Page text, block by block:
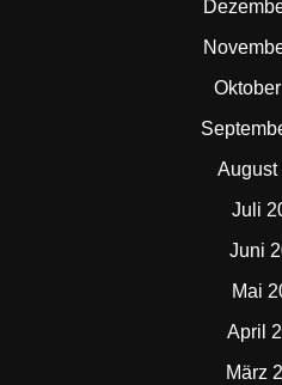
August
Juli
Juni
Mai
April
März